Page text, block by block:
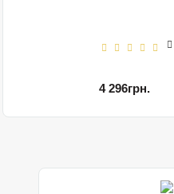
4 296грн.